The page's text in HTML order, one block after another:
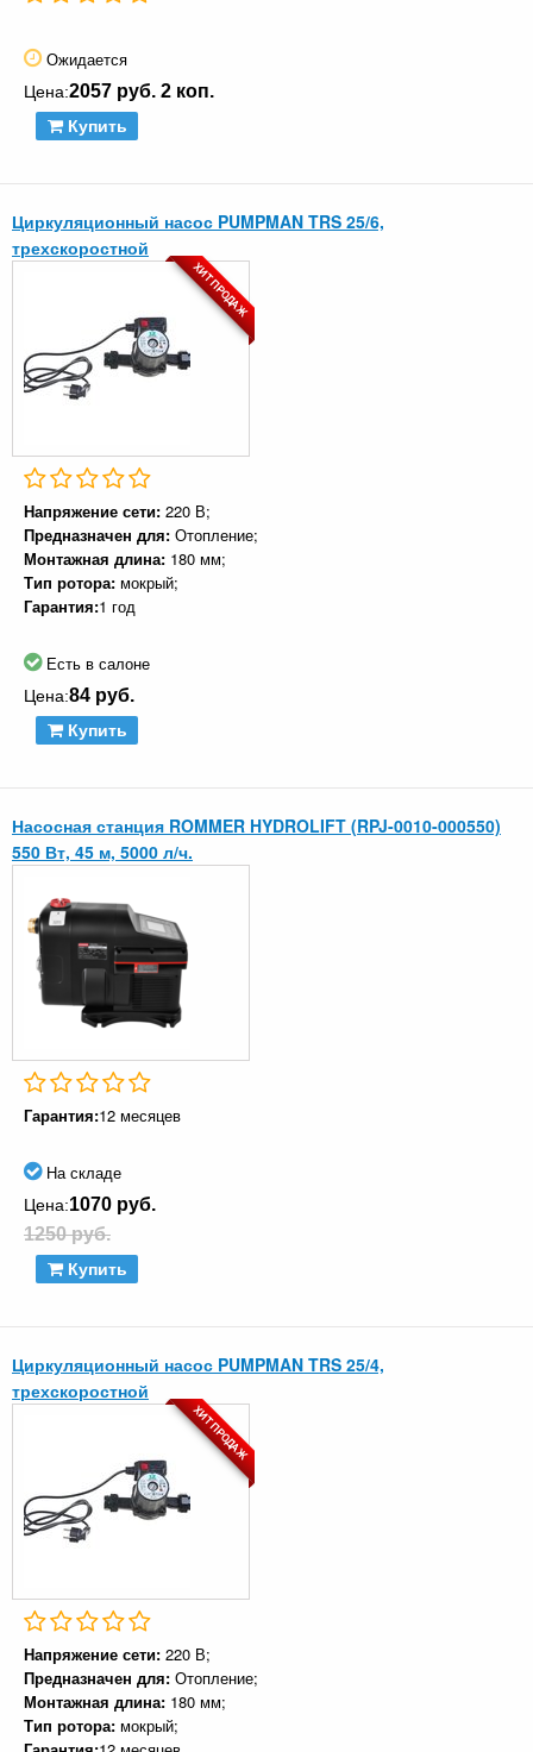
Ожидается
Цена:2057 руб. 2 коп.
Купить
Циркуляционный насос PUMPMAN TRS 25/6,
трехскоростной
ХИТ ПРОДАЖ
Напряжение сети: 220 В;
Предназначен для: Отопление;
Монтажная длина: 180 мм;
Тип ротора: мокрый;
Гарантия:1 год
Есть в салоне
Цена:84 руб.
Купить
Насосная станция ROMMER HYDROLIFT (RPJ-0010-000550)
550 Вт, 45 м, 5000 л/ч.
Гарантия:12 месяцев
На складе
Цена:1070 руб.
1250 руб.
Купить
Циркуляционный насос PUMPMAN TRS 25/4,
трехскоростной
ХИТ ПРОДАЖ
Напряжение сети: 220 В;
Предназначен для: Отопление;
Монтажная длина: 180 мм;
Тип ротора: мокрый;